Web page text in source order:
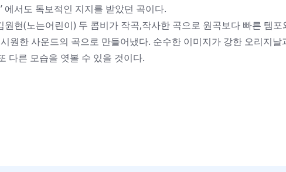
에서도 독보적인 지지를 받았던 곡이다.
원현(노는어린이) 두 콤비가 작곡,작사한 곡으로 원곡보다 빠른 템포
원한 사운드의 곡으로 만들어냈다. 순수한 이미지가 강한 오리지날
다른 모습을 엿볼 수 있을 것이다.